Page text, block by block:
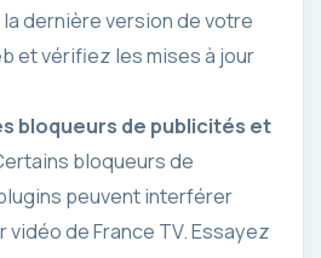
la dernière version de votre
et vérifiez les mises à jour
bloqueurs de publicités et
bloqueurs de
peuvent interférer
vidéo de France TV. Essayez